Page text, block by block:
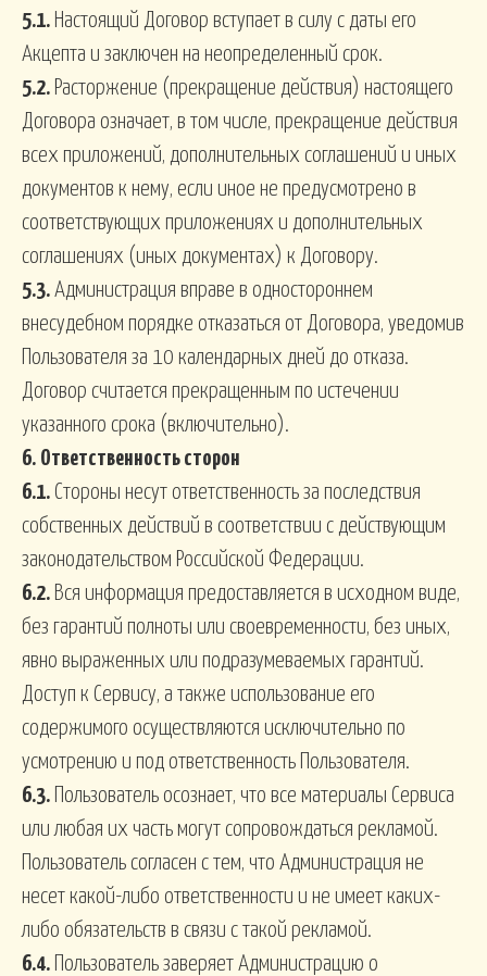
5.1. Настоящий Договор вступает в силу с даты его
Акцепта и заключен на неопределенный срок.
5.2. Расторжение (прекращение действия) настоящего
Договора означает, в том числе, прекращение действия
всех приложений, дополнительных соглашений и иных
документов к нему, если иное не предусмотрено в
соответствующих приложениях и дополнительных
соглашениях (иных документах) к Договору.
5.3. Администрация вправе в одностороннем
внесудебном порядке отказаться от Договора, уведомив
Пользователя за 10 календарных дней до отказа.
Договор считается прекращенным по истечении
указанного срока (включительно).
6. Ответственность сторон
6.1. Стороны несут ответственность за последствия
собственных действий в соответствии с действующим
законодательством Российской Федерации.
6.2. Вся информация предоставляется в исходном виде,
без гарантий полноты или своевременности, без иных,
явно выраженных или подразумеваемых гарантий.
Доступ к Сервису, а также использование его
содержимого осуществляются исключительно по
усмотрению и под ответственность Пользователя.
6.3. Пользователь осознает, что все материалы Сервиса
или любая их часть могут сопровождаться рекламой.
Пользователь согласен с тем, что Администрация не
несет какой-либо ответственности и не имеет каких-
либо обязательств в связи с такой рекламой.
6.4. Пользователь заверяет Администрацию о